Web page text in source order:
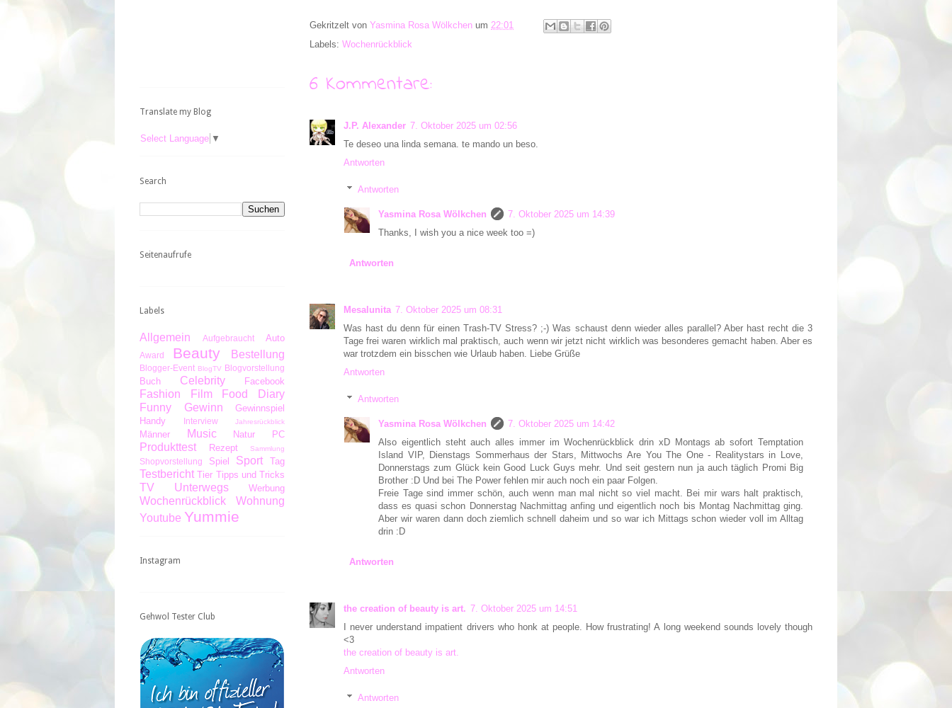
Gekritzelt von Yasmina Rosa Wölkchen um 22:01
Labels: Wochenrückblick
6 Kommentare:
J.P. Alexander 7. Oktober 2025 um 02:56
Te deseo una linda semana. te mando un beso.
Antworten
Antworten
Yasmina Rosa Wölkchen
7. Oktober 2025 um 14:39
Thanks, I wish you a nice week too =)
Antworten
Mesalunita 7. Oktober 2025 um 08:31
Was hast du denn für einen Trash-TV Stress? ;-) Was schaust denn wieder alles parallel? Aber hast recht die 3
Tage frei waren wirklich mal praktisch, auch wenn wir jetzt nicht wirklich was besonderes gemacht haben. Aber es
war trotzdem ein bisschen wie Urlaub haben. Liebe Grüße
Antworten
Antworten
Yasmina Rosa Wölkchen
7. Oktober 2025 um 14:42
Also eigentlich steht auch alles immer im Wochenrückblick drin xD Montags ab sofort Temptation
Island VIP, Dienstags Sommerhaus der Stars, Mittwochs Are You The One - Realitystars in Love,
Donnerstags zum Glück kein Good Luck Guys mehr. Und seit gestern nun ja auch täglich Promi Big
Brother :D Und bei The Power fehlen mir auch noch ein paar Folgen.
Freie Tage sind immer schön, auch wenn man mal nicht so viel macht. Bei mir wars halt praktisch,
dass es quasi schon Donnerstag Nachmittag anfing und eigentlich noch bis Montag Nachmittag ging.
Aber wir waren dann doch ziemlich schnell daheim und so war ich Mittags schon wieder voll im Alltag
drin :D
Antworten
the creation of beauty is art. 7. Oktober 2025 um 14:51
I never understand impatient drivers who honk at people. How frustrating! A long weekend sounds lovely though
<3
the creation of beauty is art.
Antworten
Antworten
Translate my Blog
Select Language ▼
Search
Seitenaufrufe
Labels
Allgemein Aufgebraucht Auto
Award Beauty Bestellung
Blogger-Event BlogTV Blogvorstellung
Buch Celebrity Facebook
Fashion Film
Food Diary
Funny
Gewinn
Gewinnspiel
Handy
Interview Jahresrückblick
Männer Music Natur PC
Produkttest Rezept Sammlung
Shopvorstellung Spiel Sport Tag
Testbericht Tier Tipps und Tricks
TV Unterwegs Werbung
Wochenrückblick
Wohnung
Youtube Yummie
Instagram
Gehwol Tester Club